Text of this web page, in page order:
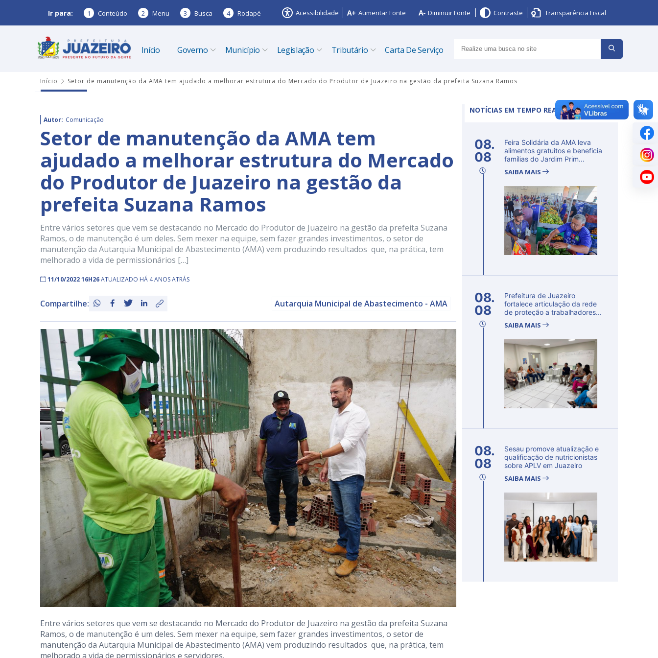
Ir para: 1 Conteúdo 2 Menu 3 Busca 4 Rodapé Acessibilidade Aumentar Fonte Diminuir Fonte Contraste Transparência Fiscal
Início Governo Município Legislação Tributário Carta De Serviço
Início Setor de manutenção da AMA tem ajudado a melhorar estrutura do Mercado do Produtor de Juazeiro na gestão da prefeita Suzana Ramos
Autor: Comunicação
Setor de manutenção da AMA tem
ajudado a melhorar estrutura do Mercado
do Produtor de Juazeiro na gestão da
prefeita Suzana Ramos
Entre vários setores que vem se destacando no Mercado do Produtor de Juazeiro na gestão da prefeita Suzana
Ramos, o de manutenção é um deles. Sem mexer na equipe, sem fazer grandes investimentos, o setor de
manutenção da Autarquia Municipal de Abastecimento (AMA) vem produzindo resultados que, na prática, tem
melhorado a vida de permissionários […]
11/10/2022 16H26ATUALIZADO HÁ 4 ANOS ATRÁS
Compartilhe: Autarquia Municipal de Abastecimento - AMA
Entre vários setores que vem se destacando no Mercado do Produtor de Juazeiro na gestão da prefeita Suzana
Ramos, o de manutenção é um deles. Sem mexer na equipe, sem fazer grandes investimentos, o setor de
manutenção da Autarquia Municipal de Abastecimento (AMA) vem produzindo resultados que, na prática, tem
melhorado a vida de permissionários e servidores.
NOTÍCIAS EM TEMPO REAL
08.
08
Feira Solidária da AMA leva
alimentos gratuitos e beneficia
famílias do Jardim Prim...
SAIBA MAIS
08.
08
Prefeitura de Juazeiro
fortalece articulação da rede
de proteção a trabalhadores...
SAIBA MAIS
08.
08
Sesau promove atualização e
qualificação de nutricionistas
sobre APLV em Juazeiro
SAIBA MAIS